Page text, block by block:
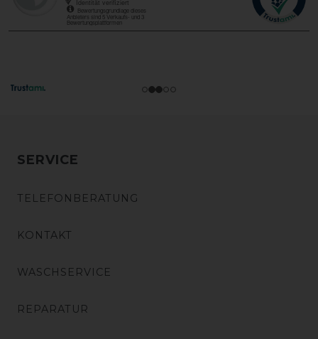
SERVICE
TELEFONBERATUNG
KONTAKT
WASCHSERVICE
REPARATUR